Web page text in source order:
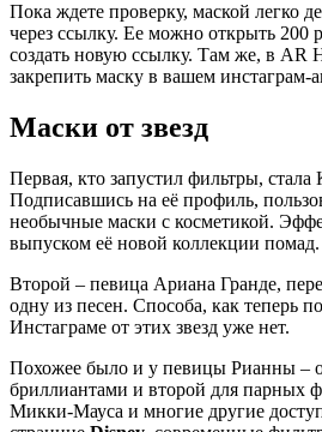
Пока ждете проверку, маской легко
через ссылку. Ее можно открыть 200
создать новую ссылку. Там же, в AR
закрепить маску в вашем инстаграм-
Маски от звезд
Первая, кто запустил фильтры,
Подписавшись на её профиль,
необычные маски с косметикой.
выпуском её новой коллекции помад.
Второй – певица Ариана Гранде,
одну из песен. Способа, как теперь
Инстаграме от этих звезд уже нет.
Похожее было и у певицы Рианны –
бриллиантами и второй для парных
Микки-Мауса и многие другие